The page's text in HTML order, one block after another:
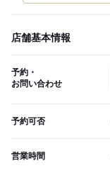
店舗基本情報
予約・
お問い合わせ
予約可否
営業時間